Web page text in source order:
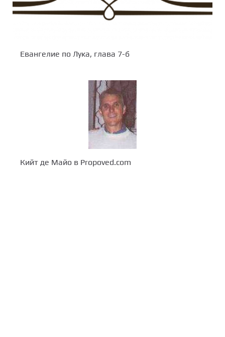
Евангелие по Лука, глава 7-б
Кийт де Майо в Propoved.com